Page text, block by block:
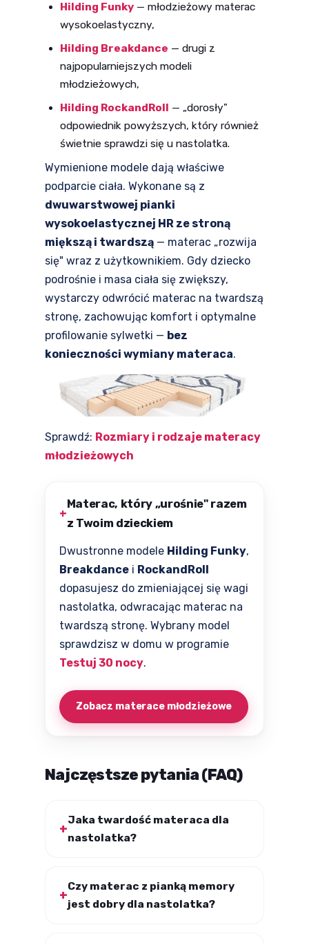
Hilding Funky — młodzieżowy materac
wysokoelastyczny,
Hilding Breakdance — drugi z
najpopularniejszych modeli
młodzieżowych,
Hilding RockandRoll
— „dorosły"
odpowiednik powyższych, który również
świetnie sprawdzi się u nastolatka.
Wymienione modele dają właściwe
podparcie ciała. Wykonane są z
dwuwarstwowej pianki
wysokoelastycznej HR ze stroną
miększą i twardszą — materac „rozwija
się" wraz z użytkownikiem. Gdy dziecko
podrośnie i masa ciała się zwiększy,
wystarczy odwrócić materac na twardszą
stronę, zachowując komfort i optymalne
profilowanie sylwetki — bez
konieczności wymiany materaca.
Sprawdź: Rozmiary i rodzaje materacy
młodzieżowych
Materac, który „urośnie" razem
z Twoim dzieckiem
Dwustronne modele Hilding Funky,
Breakdance i RockandRoll
dopasujesz do zmieniającej się wagi
nastolatka, odwracając materac na
twardszą stronę. Wybrany model
sprawdzisz w domu w programie
Testuj 30 nocy.
Zobacz materace młodzieżowe
Najczęstsze pytania (FAQ)
Jaka twardość materaca dla
nastolatka?
Czy materac z pianką memory
jest dobry dla nastolatka?